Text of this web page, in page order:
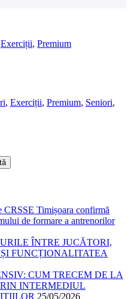
Exerciții, Premium
, Exerciții, Premium, Seniori,
CRSSE Timișoara confirmă
de formare a antrenorilor
ÎNTRE JUCĂTORI,
FUNCȚIONALITATEA
CUM TRECEM DE LA
INTERMEDIUL
25/05/2026